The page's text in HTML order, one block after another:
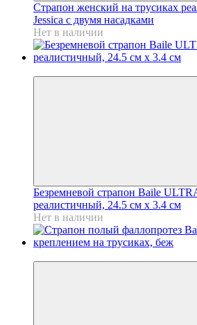
Страпон женский на трусиках
Jessica с двумя насадками
Нет в наличии
Безремневой страпон Baile
реалистичный, 24.5 см х 3.4 см
Нет в наличии